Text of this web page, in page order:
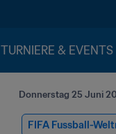
TURNIERE & EVENTS
Donnerstag 25 Juni
FIFA Fussball-